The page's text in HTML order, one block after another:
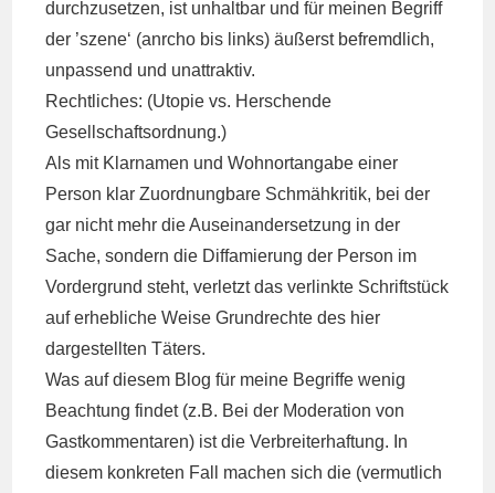
durchzusetzen, ist unhaltbar und für meinen Begriff
der ’szene‘ (anrcho bis links) äußerst befremdlich,
unpassend und unattraktiv.
Rechtliches: (Utopie vs. Herschende
Gesellschaftsordnung.)
Als mit Klarnamen und Wohnortangabe einer
Person klar Zuordnungbare Schmähkritik, bei der
gar nicht mehr die Auseinandersetzung in der
Sache, sondern die Diffamierung der Person im
Vordergrund steht, verletzt das verlinkte Schriftstück
auf erhebliche Weise Grundrechte des hier
dargestellten Täters.
Was auf diesem Blog für meine Begriffe wenig
Beachtung findet (z.B. Bei der Moderation von
Gastkommentaren) ist die Verbreiterhaftung. In
diesem konkreten Fall machen sich die (vermutlich